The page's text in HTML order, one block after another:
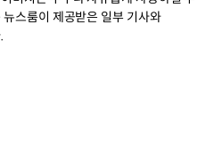
스룸이 제공받은 일부 기사와